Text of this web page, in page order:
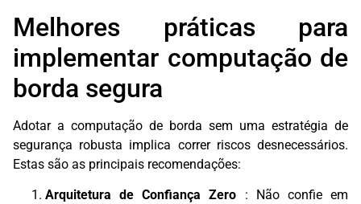
Melhores práticas para
implementar computação de
borda segura
Adotar a computação de borda sem uma estratégia de
segurança robusta implica correr riscos desnecessários.
Estas são as principais recomendações:
Arquitetura de Confiança Zero : Não confie em